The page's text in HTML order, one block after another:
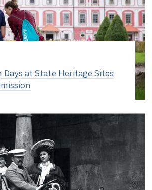
Days at State Heritage Sites